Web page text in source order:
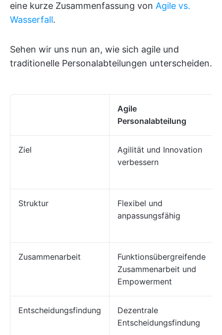
eine kurze Zusammenfassung von Agile vs.
Wasserfall.
Sehen wir uns nun an, wie sich agile und
traditionelle Personalabteilungen unterscheiden.
Agile
Personalabteilung
Ziel
Agilität und Innovation
verbessern
Struktur
Flexibel und
anpassungsfähig
Zusammenarbeit
Funktionsübergreifende
Zusammenarbeit und
Empowerment
Entscheidungsfindung
Dezentrale
Entscheidungsfindung